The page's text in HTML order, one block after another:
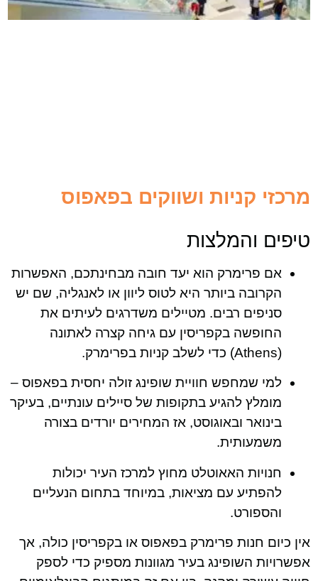
מרכזי קניות ושווקים בפאפוס
טיפים והמלצות
אם פרימרק הוא יעד חובה מבחינתכם, האפשרות
הקרובה ביותר היא לטוס ליוון או לאנגליה, שם יש
סניפים רבים. מטיילים משדרגים לעיתים את
החופשה בקפריסין עם גיחה קצרה לאתונה
(Athens) כדי לשלב קניות בפרימרק.
למי שמחפש חוויית שופינג זולה יחסית בפאפוס –
מומלץ להגיע בתקופות של סיילים עונתיים, בעיקר
בינואר ובאוגוסט, אז המחירים יורדים בצורה
משמעותית.
חנויות האאוטלט מחוץ למרכז העיר יכולות
להפתיע עם מציאות, במיוחד בתחום הנעליים
והספורט.
אין כיום חנות פרימרק בפאפוס או בקפריסין כולה, אך
אפשרויות השופינג בעיר מגוונות מספיק כדי לספק